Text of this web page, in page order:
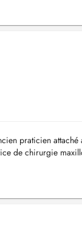
praticien
de chirurgie